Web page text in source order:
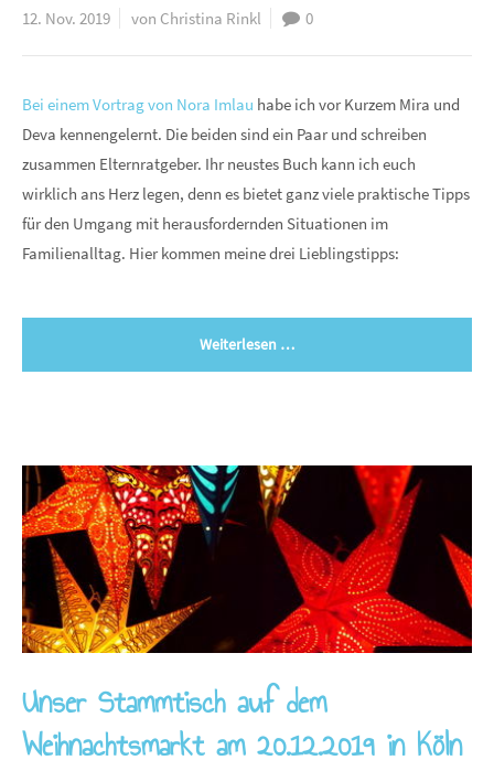
12. Nov. 2019 von Christina Rinkl 0
Bei einem Vortrag von Nora Imlau habe ich vor Kurzem Mira und
Deva kennengelernt. Die beiden sind ein Paar und schreiben
zusammen Elternratgeber. Ihr neustes Buch kann ich euch
wirklich ans Herz legen, denn es bietet ganz viele praktische Tipps
für den Umgang mit herausfordernden Situationen im
Familienalltag. Hier kommen meine drei Lieblingstipps:
Weiterlesen …
Unser Stammtisch auf dem
Weihnachtsmarkt am 20.12.2019 in Köln